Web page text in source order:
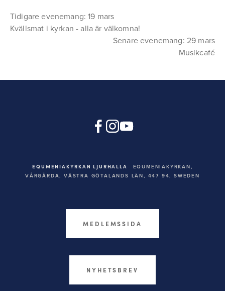
Tidigare evenemang: 19 mars
Kvällsmat i kyrkan - alla är välkomna!
Senare evenemang: 29 mars
Musikcafé
EQUMENIAKYRKAN LJURHALLA
EQUMENIAKYRKAN,
VÅRGÅRDA, VÄSTRA GÖTALANDS LÄN, 447 94, SWEDEN
MEDLEMSSIDA
NYHETSBREV